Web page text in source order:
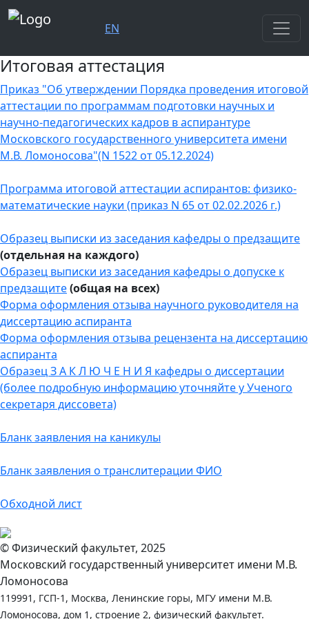
EN
Итоговая аттестация
Приказ "Об утверждении Порядка проведения итоговой
аттестации по программам подготовки научных и
научно-педагогических кадров в аспирантуре
Московского государственного университета имени
М.В. Ломоносова"(N 1522 от 05.12.2024)
Программа итоговой аттестации аспирантов: физико-
математические науки (приказ N 65 от 02.02.2026 г.)
Образец выписки из заседания кафедры о предзащите
(отдельная на каждого)
Образец выписки из заседания кафедры о допуске к
предзащите(общая на всех)
Форма оформления отзыва научного руководителя на
диссертацию аспиранта
Форма оформления отзыва рецензента на диссертацию
аспиранта
Образец З А К Л Ю Ч Е Н И Я кафедры о диссертации
(более подробную информацию уточняйте у Ученого
секретаря диссовета)
Бланк заявления на каникулы
Бланк заявления о транслитерации ФИО
Обходной лист
© Физический факультет, 2025
Московский государственный университет имени М.В.
Ломоносова
119991, ГСП-1, Москва, Ленинские горы, МГУ имени М.В.
Ломоносова, дом 1, строение 2, физический факультет.